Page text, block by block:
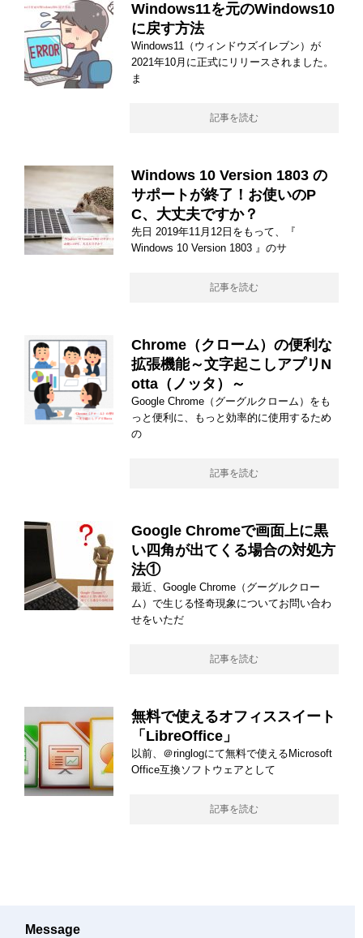
Windows11を元のWindows10
に戻す方法
Windows11（ウィンドウズイレブン）が
2021年10月に正式にリリースされました。
ま
記事を読む
Windows 10 Version 1803 の
サポートが終了！お使いのP
C、大丈夫ですか？
先日 2019年11月12日をもって、『
Windows 10 Version 1803 』のサ
記事を読む
Chrome（クローム）の便利な
拡張機能～文字起こしアプリN
otta（ノッタ）～
Google Chrome（グーグルクローム）をも
っと便利に、もっと効率的に使用するため
の
記事を読む
Google Chromeで画面上に黒
い四角が出てくる場合の対処方
法①
最近、Google Chrome（グーグルクロー
ム）で生じる怪奇現象についてお問い合わ
せをいただ
記事を読む
無料で使えるオフィススイート
「LibreOffice」
以前、＠ringlogにて無料で使えるMicrosoft
Office互換ソフトウェアとして
記事を読む
Message